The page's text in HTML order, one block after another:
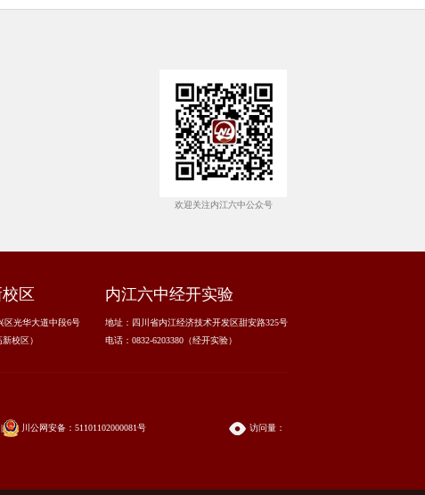
欢迎关注内江六中公众号
区
区光华大道中段6号
校区）
内江六中经开实验
地址：四川省内江经济技术开发区甜安路325号
电话：0832-6203380（经开实验）
| 川公网安备：51101102000081号 访问量：